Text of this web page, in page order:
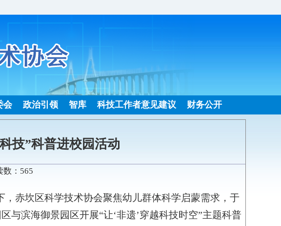
会 政治引领 智库 科技工作者意见建议 财务公开
技”科普进校园活动
：565
赤坎区科学技术协会聚焦幼儿群体科学启蒙需求，于
与滨海御景园区开展“让‘非遗’穿越科技时空”主题科普